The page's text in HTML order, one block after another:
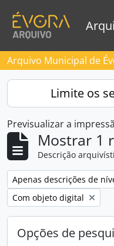
Arquivo Municipal de
Limite os
Previsualizar a
Mostrar 1
Descrição
Remove filter:
Apenas descrições de
Remove filter:
Com objeto digital
Opções de